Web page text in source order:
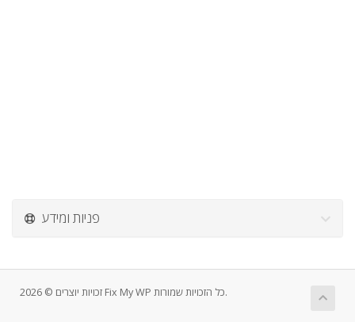
פניות ומידע
זכויות יוצרים © 2026 Fix My WP כל הזכויות שמורות.